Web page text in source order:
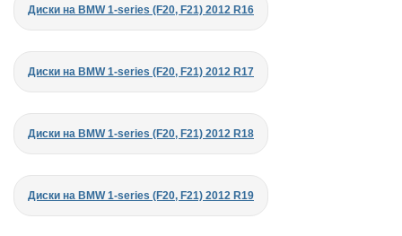
Диски на BMW 1-series (F20, F21) 2012 R16
Диски на BMW 1-series (F20, F21) 2012 R17
Диски на BMW 1-series (F20, F21) 2012 R18
Диски на BMW 1-series (F20, F21) 2012 R19